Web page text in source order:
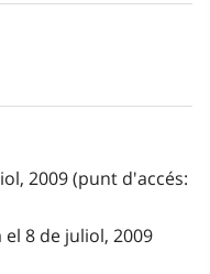
2009 (punt d'accés:
8 de juliol, 2009